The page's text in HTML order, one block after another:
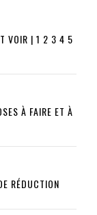
VOIR | 1 2 3 4 5
À FAIRE ET À
RÉDUCTION